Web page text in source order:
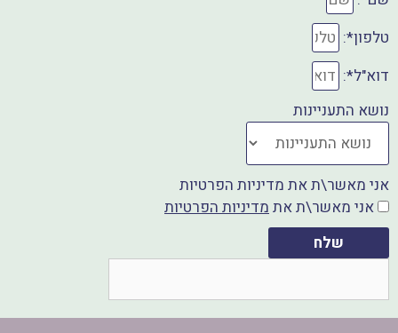
י
י
ל
ב
ו
ו
ט
צ
א
פ
ו
ד
ב
י
י
ס
ב
טלפון*:
דוא"ל*:
נושא התעניינות
אני מאשר\ת את מדיניות הפרטיות
אני מאשר\ת את מדיניות הפרטיות
שלח